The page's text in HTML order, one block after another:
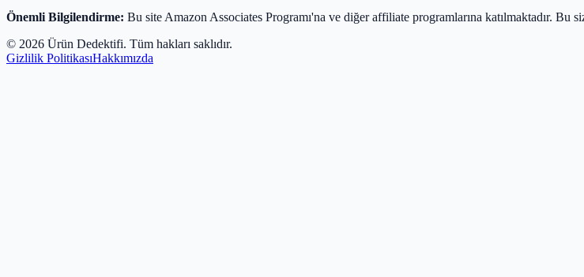
Önemli Bilgilendirme: Bu site Amazon Associates Programı'na ve diğer affiliate programlarına katılmaktadır. Bu
© 2026 Ürün Dedektifi. Tüm hakları saklıdır.
Gizlilik PolitikasıHakkımızda